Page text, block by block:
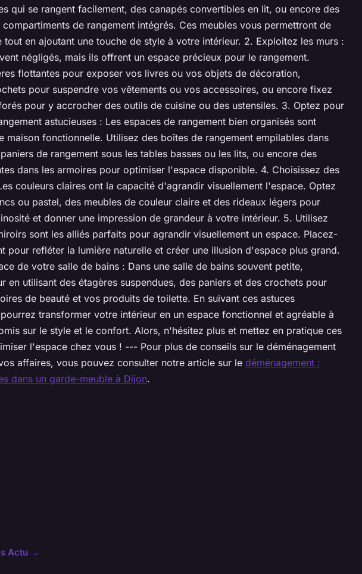
qui se rangent facilement, des canapés convertibles en lit, ou encore des
de rangement intégrés. Ces meubles vous permettront de
tout en ajoutant une touche de style à votre intérieur. 2. Exploitez les murs :
négligés, mais ils offrent un espace précieux pour le rangement.
flottantes pour exposer vos livres ou vos objets de décoration,
pour suspendre vos vêtements ou vos accessoires, ou encore fixez
pour y accrocher des outils de cuisine ou des ustensiles. 3. Optez pour
astucieuses : Les espaces de rangement bien organisés sont
maison fonctionnelle. Utilisez des boîtes de rangement empilables dans
de rangement sous les tables basses ou les lits, ou encore des
dans les armoires pour optimiser l'espace disponible. 4. Choisissez des
couleurs claires ont la capacité d'agrandir visuellement l'espace. Optez
ou pastel, des meubles de couleur claire et des rideaux légers pour
et donner une impression de grandeur à votre intérieur. 5. Utilisez
sont les alliés parfaits pour agrandir visuellement un espace. Placez-
pour refléter la lumière naturelle et créer une illusion d'espace plus grand.
de votre salle de bains : Dans une salle de bains souvent petite,
en utilisant des étagères suspendues, des paniers et des crochets pour
de beauté et vos produits de toilette. En suivant ces astuces
transformer votre intérieur en un espace fonctionnel et agréable à
sur le style et le confort. Alors, n'hésitez plus et mettez en pratique ces
l'espace chez vous ! --- Pour plus de conseils sur le déménagement
affaires, vous pouvez consulter notre article sur le déménagement :
dans un garde-meuble à Dijon.
Actu →